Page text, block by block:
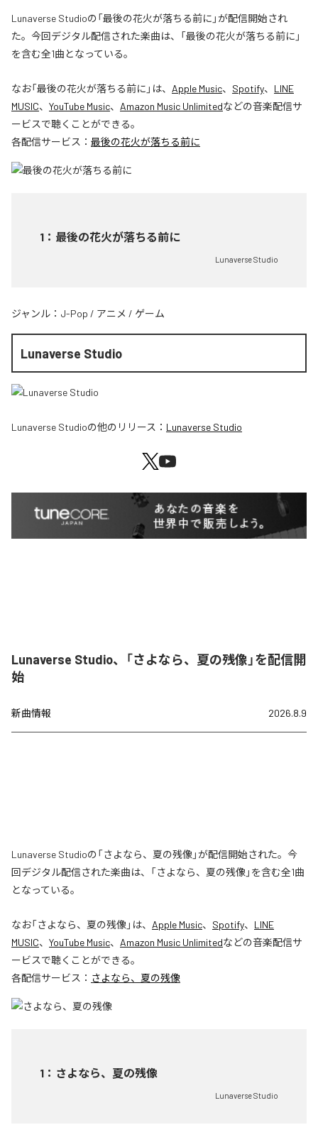
Lunaverse Studioの「最後の花火が落ちる前に」が配信開始され
た。今回デジタル配信された楽曲は、「最後の花火が落ちる前に」
を含む全1曲となっている。
なお「最後の花火が落ちる前に 」は、 Apple Music、 Spotify、 LINE
MUSIC、 YouTube Music、 Amazon Music Unlimitedなどの音楽配信サ
ービスで聴くことができる。
各配信サービス： 最後の花火が落ちる前に
1 ： 最後の花火が落ちる前に
Lunaverse Studio
ジャンル： J-Pop / アニメ / ゲーム
Lunaverse Studio
Lunaverse Studioの他のリリース： Lunaverse Studio
Lunaverse Studio、「さよなら、夏の残像」を配信開
始
新曲情報 2026.8.9
Lunaverse Studioの「さよなら、夏の残像」が配信開始された。今
回デジタル配信された楽曲は、「さよなら、夏の残像」を含む全1曲
となっている。
なお「さよなら、夏の残像」は、 Apple Music、 Spotify、 LINE
MUSIC、 YouTube Music、 Amazon Music Unlimitedなどの音楽配信サ
ービスで聴くことができる。
各配信サービス： さよなら、夏の残像
1 ： さよなら、夏の残像
Lunaverse Studio